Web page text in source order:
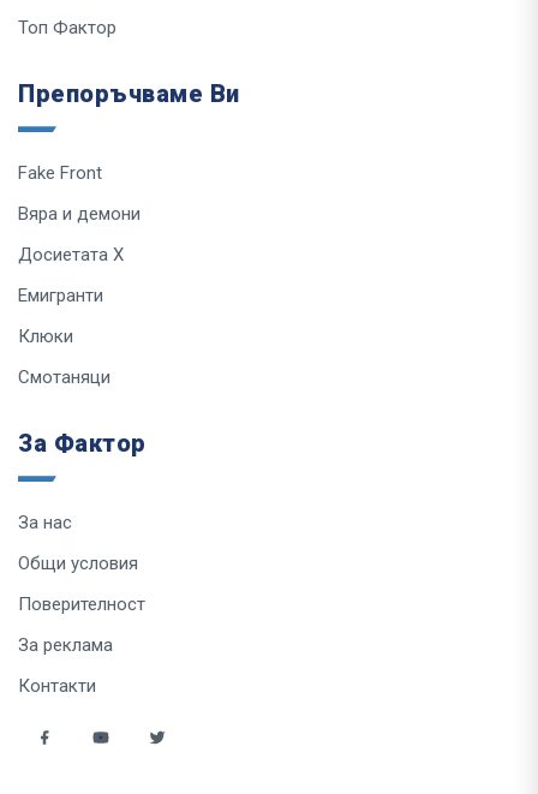
Топ Фактор
Препоръчваме Ви
Fake Front
Вяра и демони
Досиетата Х
Емигранти
Клюки
Смотаняци
За Фактор
За нас
Общи условия
Поверителност
За реклама
Контакти